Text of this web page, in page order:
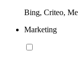
Bing, Criteo,
Marketing